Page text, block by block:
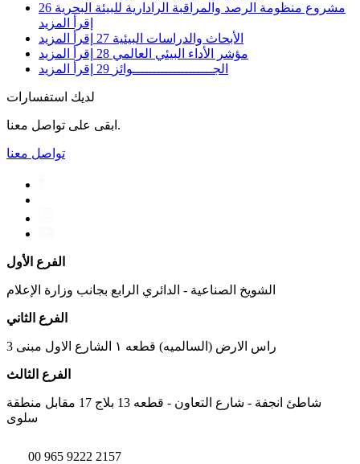
مشروع منظومة الرصد والمراقبة الرادارية للبيئة البحرية 26
إقرأ المزيد
الأبحاث والدراسات البيئية 27 إقرأ المزيد
مؤشر الأداء البيئي العالمي 28 إقرأ المزيد
الجــــــــــــــــــــوائز 29 إقرأ المزيد
لديك استفسارات
ابقى على تواصل معنا.
تواصل معنا
الفرع الأول
الشويخ الصناعية - الدائري الرابع بجانب وزارة الإعلام
الفرع الثاني
راس الارض (السالميه) قطعه ١ الشارع الاول مبنى 3
الفرع الثالث
شاطئ انجفة - شارع التعاون - قطعه 13 بلاج 17 مقابل منطقة
سلوى
00 965 9222 2157